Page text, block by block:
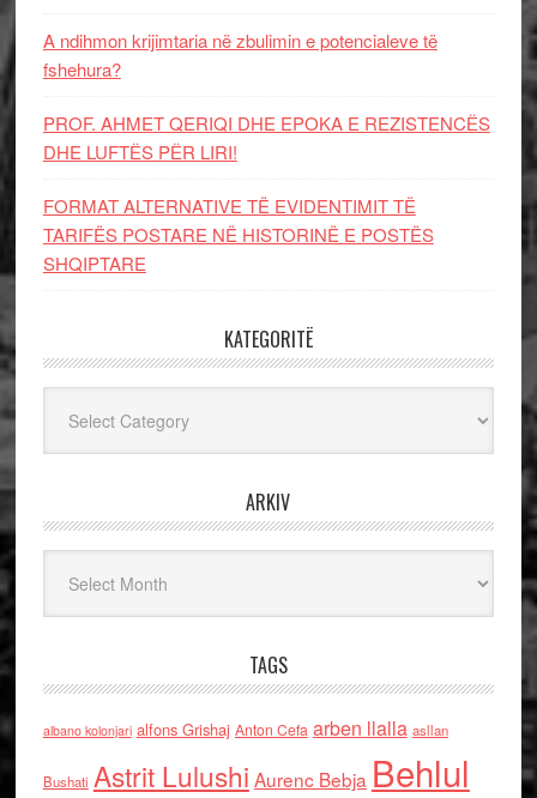
A ndihmon krijimtaria në zbulimin e potencialeve të
fshehura?
PROF. AHMET QERIQI DHE EPOKA E REZISTENCЁS
DHE LUFTЁS PЁR LIRI!
FORMAT ALTERNATIVE TË EVIDENTIMIT TË
TARIFËS POSTARE NË HISTORINË E POSTËS
SHQIPTARE
KATEGORITË
ARKIV
TAGS
albano kolonjari alfons Grishaj Anton Cefa arben llalla asllan
Bushati Astrit Lulushi Aurenc Bebja Behlul